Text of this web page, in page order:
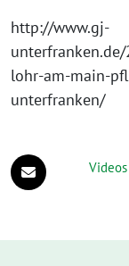
http://www.gj-
lohr-am-main-
unterfranken/
Videos